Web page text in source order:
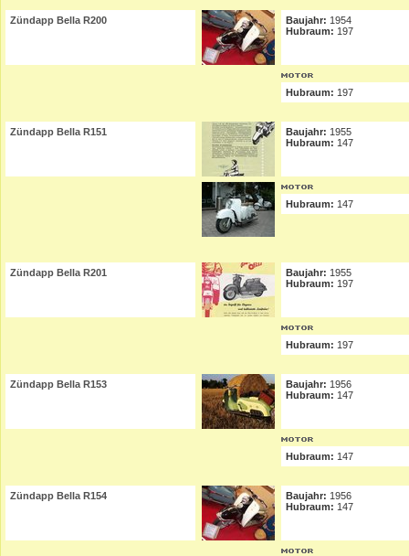
Zündapp Bella R200 Baujahr: 1954
Hubraum: 197
Hubraum: 197
Zündapp Bella R151 Baujahr: 1955
Hubraum: 147
Hubraum: 147
Zündapp Bella R201 Baujahr: 1955
Hubraum: 197
Hubraum: 197
Zündapp Bella R153 Baujahr: 1956
Hubraum: 147
Hubraum: 147
Zündapp Bella R154 Baujahr: 1956
Hubraum: 147